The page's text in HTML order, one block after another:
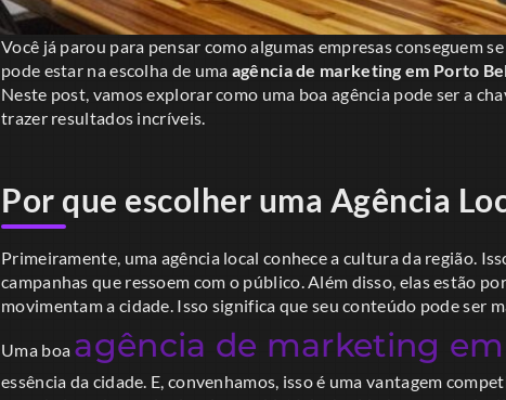
Você já parou para pensar como algumas empresas conseguem
pode estar na escolha de uma agência de marketing em Porto
Neste post, vamos explorar como uma boa agência pode ser a
trazer resultados incríveis.
Por que escolher uma Agência
Primeiramente, uma agência local conhece a cultura da região.
campanhas que ressoem com o público. Além disso, elas estão
movimentam a cidade. Isso significa que seu conteúdo pode ser
Uma boa agência de marketing
essência da cidade. E, convenhamos, isso é uma vantagem